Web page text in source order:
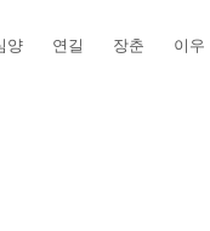
양 연길 장춘 이우